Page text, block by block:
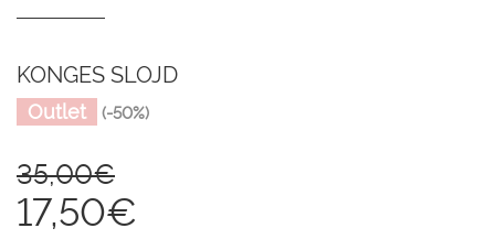
KONGES SLOJD
Outlet (-50%)
35,00€
17,50€